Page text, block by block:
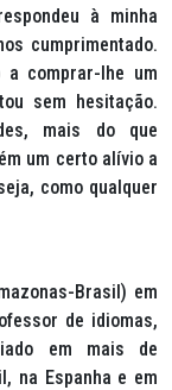
à minha
cumprimentado.
a comprar-lhe um
sem hesitação.
mais do que
um certo alívio a
como qualquer
Brasil) em
de idiomas,
em mais de
na Espanha e em